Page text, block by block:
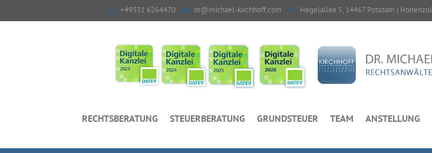
+49331 6264470 dr@michael-kirchhoff.com Hegelallee 5, 14467 Potsdam |
RECHTSBERATUNG STEUERBERATUNG GRUNDSTEUER TEAM ANSTELLUNG